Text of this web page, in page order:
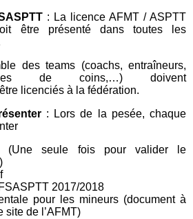
: La licence AFMT / ASPTT
être présenté dans toutes les
des teams (coachs, entraîneurs,
de coins,…) doivent
licenciés à la fédération.
: Lors de la pesée, chaque
(Une seule fois pour valider le
2017/2018
pour les mineurs (document à
site de l’AFMT)